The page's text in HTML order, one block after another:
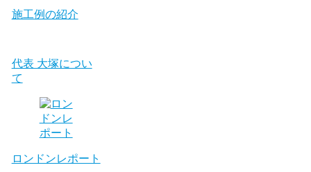
施工例の紹介
代表 大塚につい
て
ロンドンレポート